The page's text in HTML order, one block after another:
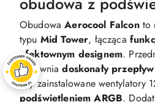
ObudowaAerocool Falcon to
typu Mid Tower, łącząca
efektownym designem.
zapewniadoskonały
trzy zainstalowane wentylatory
podświetleniem ARGB.